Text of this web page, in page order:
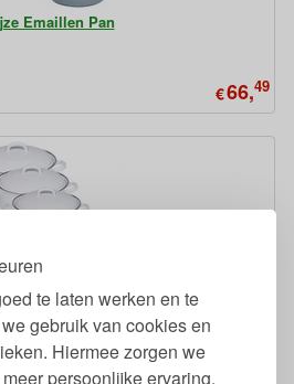
te laten werken en te
gebruik van cookies en
Hiermee zorgen we
persoonlijke ervaring.
Emaillen Pan
€66,49
Emaillen Pan